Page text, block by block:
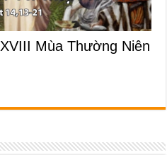
Mùa Thường Niên